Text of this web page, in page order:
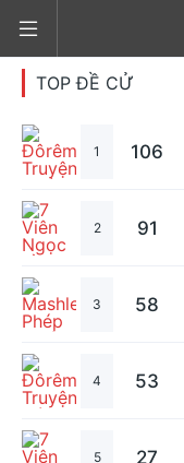
TOP ĐỀ CỬ
1 106
2 91
3 58
4 53
5 27